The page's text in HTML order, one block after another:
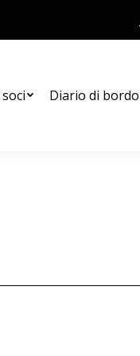
Diario di bordo
Contatti